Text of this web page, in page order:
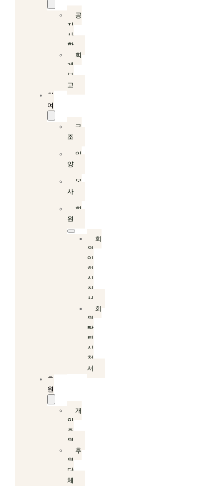
공
지
사
항
회
계
보
고
참
여
구
조
입
양
봉
사
회
원
회
원
입
회
신
청
서
회
원
탈
퇴
신
청
서
후
원
개
인
후
원
후
원
단
체